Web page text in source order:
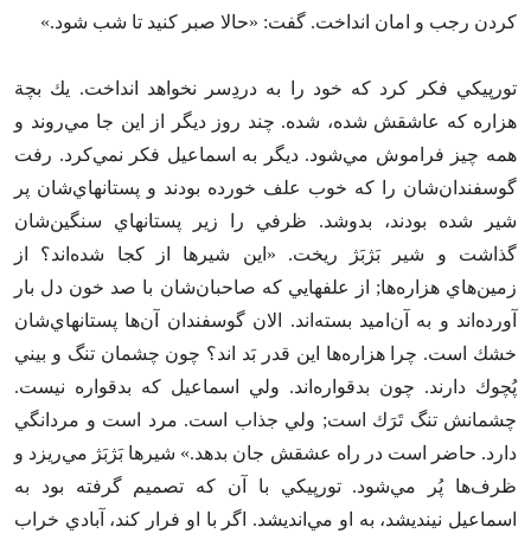
كردن رجب و امان انداخت‌. گفت‌: «حالا صبر كنيد تا شب شود.»
تورپيكي فكر كرد كه خود را به دردِسر نخواهد انداخت‌. يك بچة
هزاره كه عاشقش شده‌، شده‌. چند روز ديگر از اين جا مي‌روند و
همه چيز فراموش مي‌شود. ديگر به اسماعيل فكر نمي‌كرد. رفت
گوسفندان‌شان را كه خوب علف خورده بودند و پستانهاي‌شان پر
شير شده بودند، بدوشد. ظرفي را زير پستانهاي سنگين‌شان
گذاشت و شير بَژبَژ ريخت‌. «اين شيرها از كجا شده‌اند؟ از
زمين‌هاي هزاره‌ها; از علفهايي كه صاحبان‌شان با صد خون دل بار
آورده‌اند و به آن‌اميد بسته‌اند. الان گوسفندان آن‌ها پستانهاي‌شان
خشك است‌. چرا هزاره‌ها اين قدر بَد اند؟ چون چشمان تنگ و بيني
پُچوك دارند. چون بدقواره‌اند. ولي اسماعيل كه بدقواره نيست‌.
چشمانش تنگ تَرَك است‌; ولي جذاب است‌. مرد است و مردانگي
دارد. حاضر است در راه عشقش جان بدهد.» شيرها بَژبَژ مي‌ريزد و
ظرف‌ها پُر مي‌شود. تورپيكي با آن كه تصميم گرفته بود به
اسماعيل نينديشد، به او مي‌انديشد. اگر با او فرار كند، آبادي خراب